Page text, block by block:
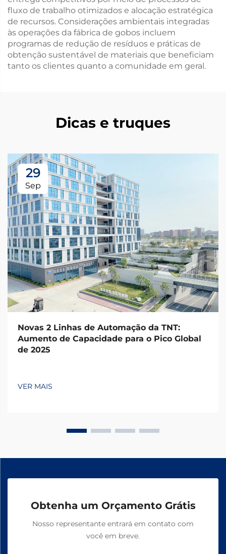
fluxo de trabalho otimizados e alocação estratégica
de recursos. Considerações ambientais integradas
às operações da fábrica de gobos incluem
programas de redução de resíduos e práticas de
obtenção sustentável de materiais que beneficiam
tanto os clientes quanto a comunidade em geral.
Dicas e truques
29
Sep
Novas 2 Linhas de Automação da TNT:
Aumento de Capacidade para o Pico Global
de 2025
VER MAIS
Obtenha um Orçamento Grátis
Nosso representante entrará em contato com
você em breve.